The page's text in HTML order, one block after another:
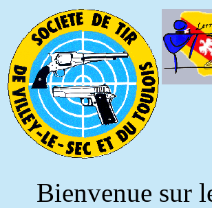
Bienvenue sur